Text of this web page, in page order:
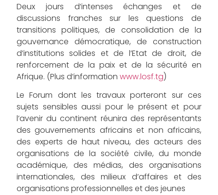
Deux jours d’intenses échanges et de
discussions franches sur les questions de
transitions politiques, de consolidation de la
gouvernance démocratique, de construction
d’institutions solides et de l’Etat de droit, de
renforcement de la paix et de la sécurité en
Afrique. (Plus d’information www.losf.tg)
Le Forum dont les travaux porteront sur ces
sujets sensibles aussi pour le présent et pour
l’avenir du continent réunira des représentants
des gouvernements africains et non africains,
des experts de haut niveau, des acteurs des
organisations de la société civile, du monde
académique, des médias, des organisations
internationales, des milieux d’affaires et des
organisations professionnelles et des jeunes